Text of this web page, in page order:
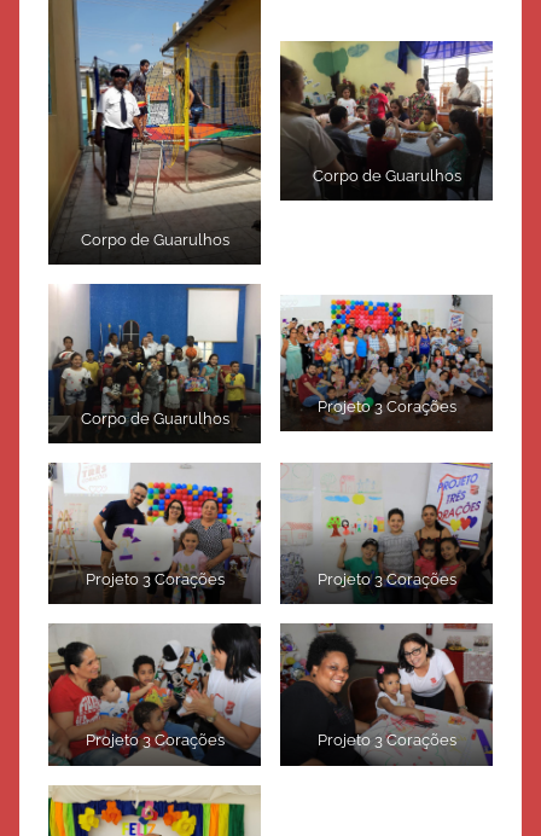
Corpo de Guarulhos
Corpo de Guarulhos
Corpo de Guarulhos
Projeto 3 Corações
Projeto 3 Corações Projeto 3 Corações
Projeto 3 Corações Projeto 3 Corações